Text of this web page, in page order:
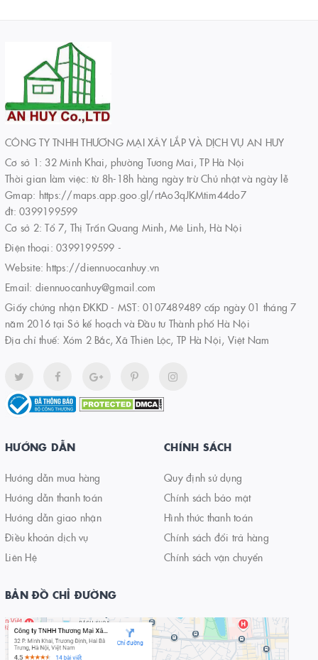
CÔNG TY TNHH THƯƠNG MẠI XÂY LẮP VÀ DỊCH VỤ AN HUY
Cơ sở 1: 32 Minh Khai, phường Tương Mai, TP Hà Nội
Thời gian làm việc: từ 8h-18h hàng ngày trừ Chủ nhật và ngày lễ
Gmap: https://maps.app.goo.gl/rtAo3qJKMtim44do7
đt: 0399199599
Cơ sở 2: Tổ 7, Thị Trấn Quang Minh, Mê Linh, Hà Nội
Điện thoại: 0399199599 -
Website: https://diennuocanhuy.vn
Email: diennuocanhuy@gmail.com
Giấy chứng nhận ĐKKD - MST: 0107489489 cấp ngày 01 tháng 7
năm 2016 tại Sở kế hoạch và Đầu tư Thành phố Hà Nội
Địa chỉ thuế: Xóm 2 Bắc, Xã Thiên Lộc, TP Hà Nội, Việt Nam
HƯỚNG DẪN
Hướng dẫn mua hàng
Hướng dẫn thanh toán
Hướng dẫn giao nhận
Điều khoản dịch vụ
Liên Hệ
CHÍNH SÁCH
Quy định sử dụng
Chính sách bảo mật
Hình thức thanh toán
Chính sách đổi trả hàng
Chính sách vận chuyển
BẢN ĐỒ CHỈ ĐƯỜNG